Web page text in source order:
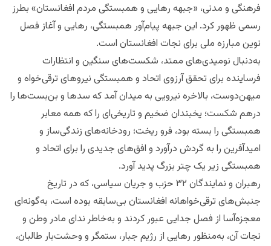
فرهنگی و مدنی، «جبهه رهایی و همبستگی مردم افغانستان» بطرز
رسمی ظهور کرد. این جبهه پیام‌آور همبستگی، رهایی و آغاز فصل
نوین مبارزه ملی برای نجات افغانستان است.
به‌دنبال نومیدی‌های ممتد، شکست‌های سنگین و انتظارات
فرساینده برای تحقق آرزوی اتحاد و همبستگی نیروهای ترقی‌خواه و
میهن‌دوست، بالاخره نیرویی به میدان آمد که سدها و بن‌بست‌ها را
درهم شکست؛ یخبندان ضخیم و تاریخی‌ای را که همه معابر
همبستگی را بسته بود، فرو ریخت؛ رودخانه‌های زندگی‌ساز و
امیدآفرین را به گردش درآورد و افق‌های جدیدی را برای اتحاد و
همبستگی زیر یک چتر بزرگ پدید آورد.
رهبران و نمایندگان ۳۲ حزب و جریان سیاسی، که در تاریخ
جنبش‌های ترقی‌خواهانه افغانستان بی‌سابقه بوده است، به‌گونه‌ای
معجزه‌آسا از فصل جدایی عبور کردند و به‌خاطر ندای مادر وطن و
نجات آن، به‌منظور رهایی از رژیم جبار، ستمگر و وحشت‌بار طالبان،